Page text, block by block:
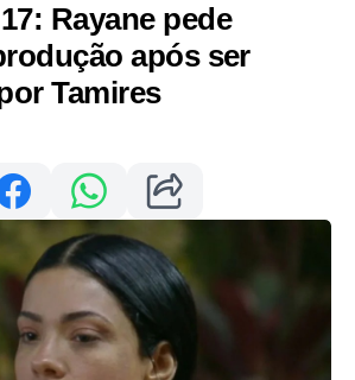
Rayane pede
após ser
Tamires